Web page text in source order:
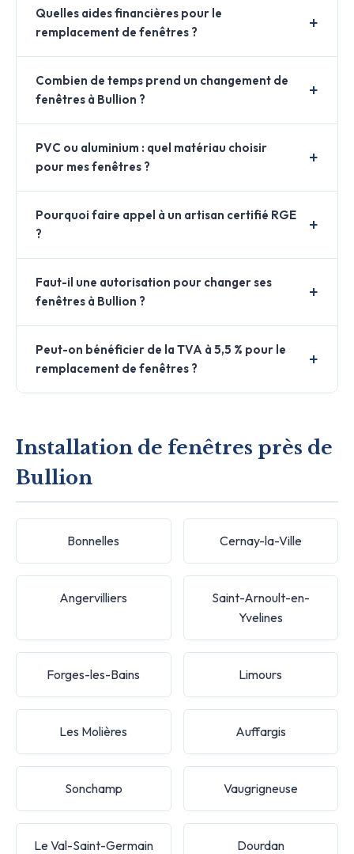
Quelles aides financières pour le
remplacement de fenêtres ?
Combien de temps prend un changement de
fenêtres à Bullion ?
PVC ou aluminium : quel matériau choisir
pour mes fenêtres ?
Pourquoi faire appel à un artisan certifié RGE
?
Faut-il une autorisation pour changer ses
fenêtres à Bullion ?
Peut-on bénéficier de la TVA à 5,5 % pour le
remplacement de fenêtres ?
Installation de fenêtres près de
Bullion
Bonnelles Cernay-la-Ville
Angervilliers
Saint-Arnoult-en-
Yvelines
Forges-les-Bains Limours
Les Molières Auffargis
Sonchamp Vaugrigneuse
Le Val-Saint-Germain Dourdan